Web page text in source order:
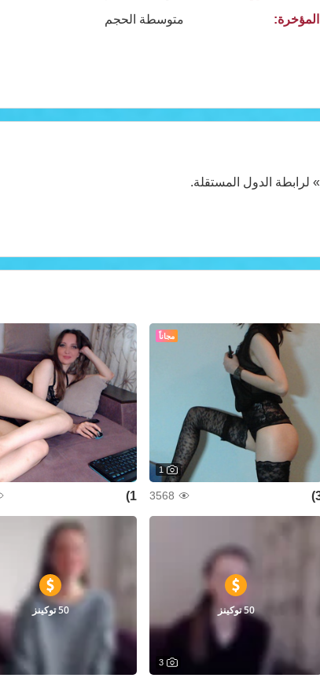
المؤخرة:
متوسطة الحجم
» لرابطة الدول المستقلة.
مجاناً
1
3568
1)
50 توكينز
3
50 توكينز